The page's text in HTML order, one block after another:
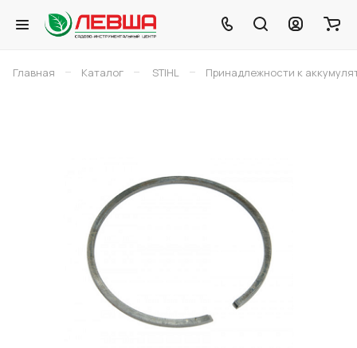
Главная – Каталог – STIHL – Принадлежности к